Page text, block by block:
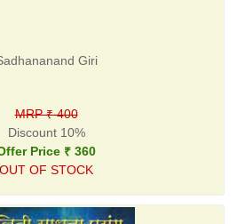
Giri
MRP ₹ 400
Discount 10%
Price ₹ 360
OUT OF STOCK